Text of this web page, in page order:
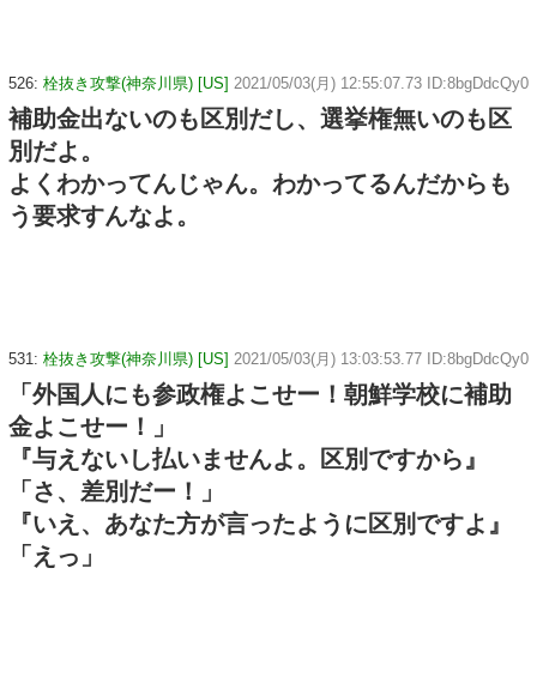
526: 栓抜き攻撃(神奈川県) [US] 2021/05/03(月) 12:55:07.73 ID:8bgDdcQy0
補助金出ないのも区別だし、選挙権無いのも区
別だよ。
よくわかってんじゃん。わかってるんだからも
う要求すんなよ。
531: 栓抜き攻撃(神奈川県) [US] 2021/05/03(月) 13:03:53.77 ID:8bgDdcQy0
「外国人にも参政権よこせー！朝鮮学校に補助
金よこせー！」
『与えないし払いませんよ。区別ですから』
「さ、差別だー！」
『いえ、あなた方が言ったように区別ですよ』
「えっ」